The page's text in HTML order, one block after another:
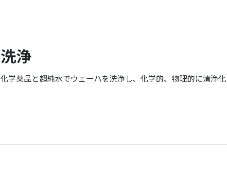
洗浄
化学薬品と超純水でウェーハを洗浄し、化学的、物理的に清浄化